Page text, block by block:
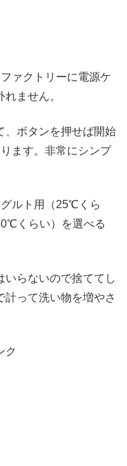
ァクトリーに電源ケ
ません。
、ボタンを押せば開始
ます。非常にシンプ
ルト用（25℃くら
くらい）を選べる
いらないので捨ててし
計って洗い物を増やさ
ク